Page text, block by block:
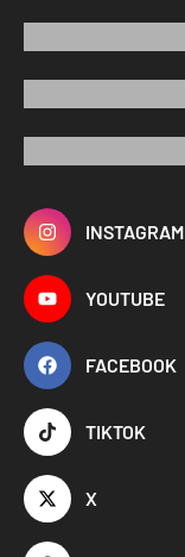
INSTAGRAM
YOUTUBE
FACEBOOK
TIKTOK
X